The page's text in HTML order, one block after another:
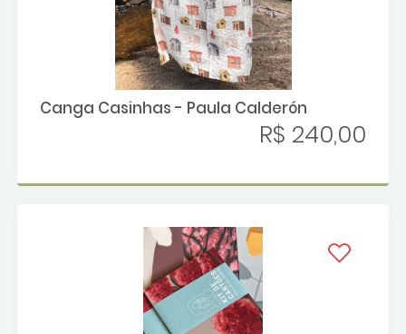
Canga Casinhas - Paula Calderón
R$ 240,00